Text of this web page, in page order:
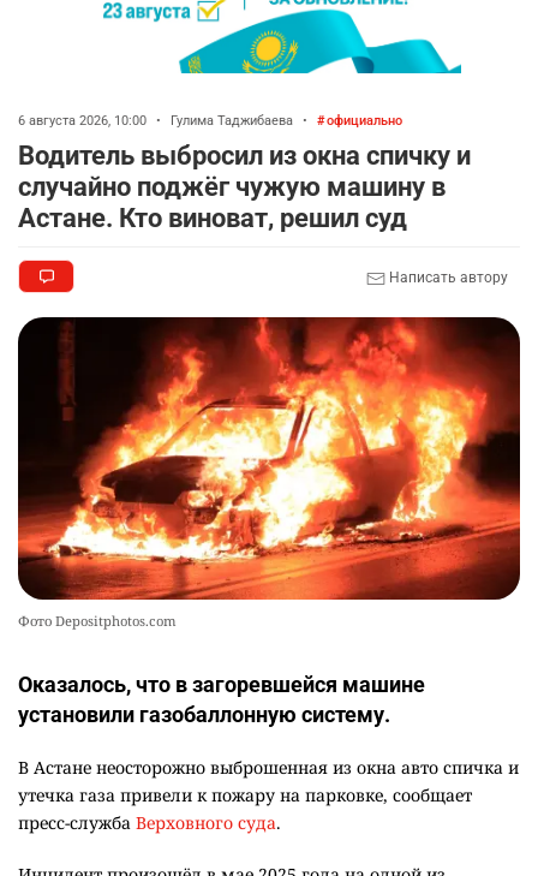
6 августа 2026, 10:00 • Гулима Таджибаева • официально
Водитель выбросил из окна спичку и
случайно поджёг чужую машину в
Астане. Кто виноват, решил суд
Написать автору
Фото Depositphotos.com
Оказалось, что в загоревшейся машине
установили газобаллонную систему.
В Астане неосторожно выброшенная из окна авто спичка и
утечка газа привели к пожару на парковке, сообщает
пресс-служба Верховного суда.